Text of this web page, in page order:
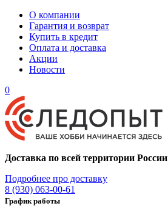
О компании
Гарантия и возврат
Купить в кредит
Оплата и доставка
Акции
Новости
0
Доставка по всей территории России
Подробнее про доставку
8 (930) 063-00-61
График работы